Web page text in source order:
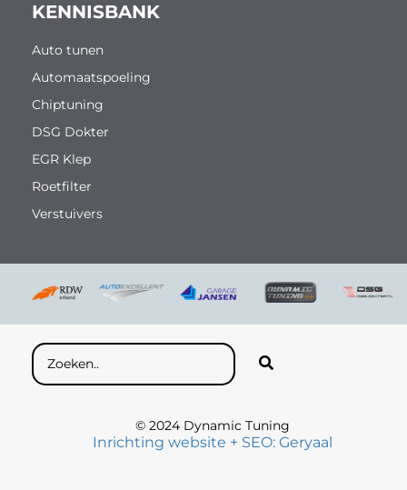
KENNISBANK
Auto tunen
Automaatspoeling
Chiptuning
DSG Dokter
EGR Klep
Roetfilter
Verstuivers
© 2024 Dynamic Tuning
Inrichting website + SEO: Geryaal